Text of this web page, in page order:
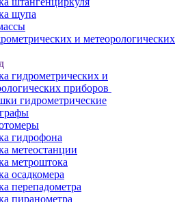
щупа
и метеорологических
гидрометрических и
приборов
гидрометрические
гидрофона
метеостанции
метроштока
осадкомера
перепадометра
пиранометра